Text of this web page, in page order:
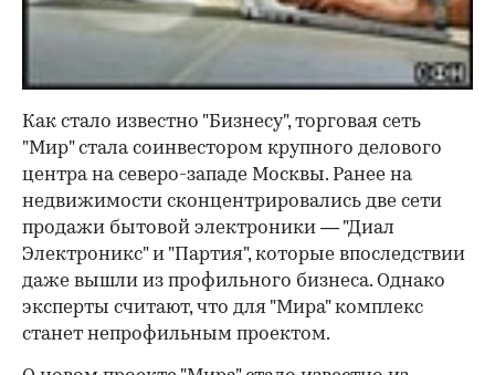
Как стало известно "Бизнесу", торговая сеть
"Мир" стала соинвестором крупного делового
центра на северо-западе Москвы. Ранее на
недвижимости сконцентрировались две сети
продажи бытовой электроники — "Диал
Электроникс" и "Партия", которые впоследствии
даже вышли из профильного бизнеса. Однако
эксперты считают, что для "Мира" комплекс
станет непрофильным проектом.